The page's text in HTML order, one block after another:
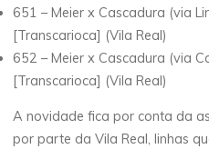
651 – Meier x Cascadura (via
[Transcarioca] (Vila Real)
652 – Meier x Cascadura (via
[Transcarioca] (Vila Real)
A novidade fica por conta da
por parte da Vila Real, linhas